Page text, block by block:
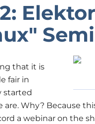
that it is
fair in
started
are. Why? Because
a webinar on the